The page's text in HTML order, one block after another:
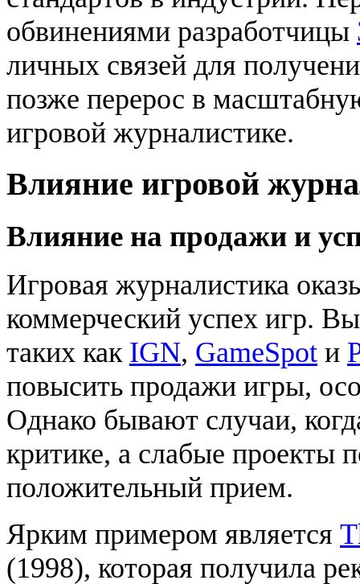
обвинениями разработчицы
личных связей для
позже перерос в
игровой журналистике.
Влияние игровой
Влияние на продажи и
Игровая журналистика
коммерческий успех игр.
таких как IGN, GameSpot и
повысить продажи игры,
Однако бывают случаи,
критике, а слабые проекты
положительный прием.
Ярким примером является
(1998), которая получила